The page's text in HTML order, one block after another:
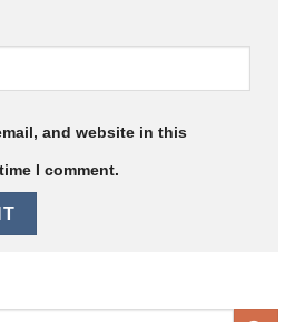
and website in this
I comment.